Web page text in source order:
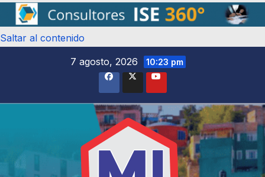
Saltar al contenido
7 agosto, 2026
10:23 pm